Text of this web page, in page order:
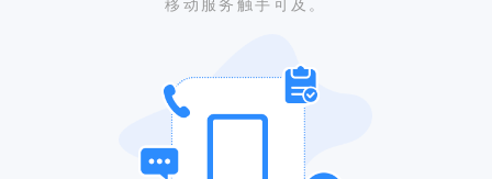
移动服务触手可及。